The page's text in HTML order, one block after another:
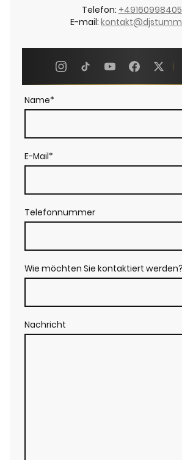
Telefon:
E-mail:
Name*
E-Mail*
Telefonnummer
Wie möchten Sie kontaktiert werden?
Nachricht